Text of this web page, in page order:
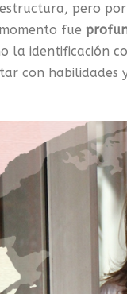
pero
fue
la identificación
con